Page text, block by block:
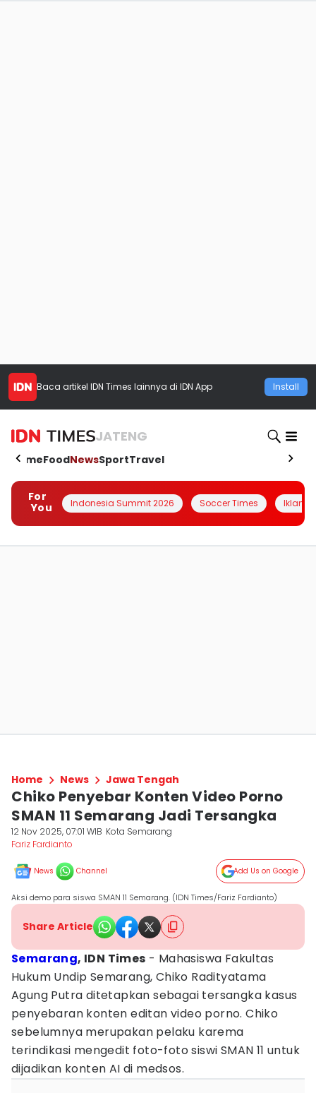
Baca artikel IDN Times lainnya di IDN App Install
JATENG
HomeFoodNewsSportTravel
For
You
Indonesia Summit 2026 Soccer Times Iklanin
Home News Jawa Tengah
Chiko Penyebar Konten Video Porno
SMAN 11 Semarang Jadi Tersangka
12 Nov 2025, 07:01 WIB Kota Semarang
Fariz Fardianto
News Channel Add Us on Google
Aksi demo para siswa SMAN 11 Semarang. (IDN Times/Fariz Fardianto)
Share Article
Semarang, IDN Times - Mahasiswa Fakultas
Hukum Undip Semarang, Chiko Radityatama
Agung Putra ditetapkan sebagai tersangka kasus
penyebaran konten editan video porno. Chiko
sebelumnya merupakan pelaku karema
terindikasi mengedit foto-foto siswi SMAN 11 untuk
dijadikan konten AI di medsos.